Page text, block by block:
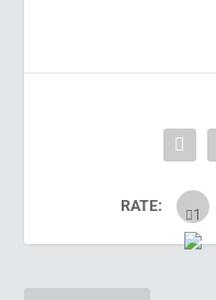
RATE: